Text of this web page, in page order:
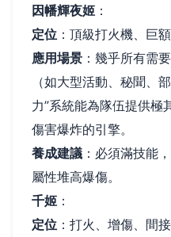
因幡輝夜姬 ：
定位 ：頂級打火機、巨
應用場景 ：幾乎所有需
（如大型活動、秘聞、
力”系統能為隊伍提供極
傷害爆炸的引擎。
養成建議 ：必須滿技能
屬性堆高爆傷。
千姬 ：
定位 ：打火、增傷、間